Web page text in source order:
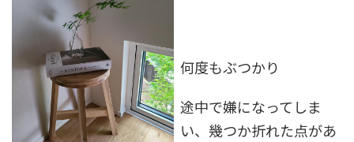
何度もぶつかり
途中で嫌になってしま
い、幾つか折れた点があ